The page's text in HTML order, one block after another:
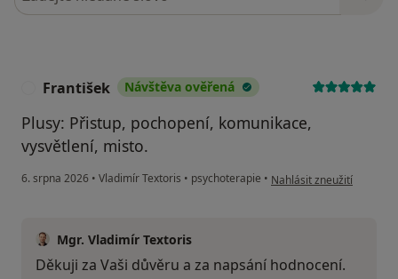
František Návštěva ověřená
Plusy: Přistup, pochopení, komunikace,
vysvětlení, misto.
6. srpna 2026 • Vladimír Textoris • psychoterapie • podle názoru uživatele
Nahlásit zneužití
Mgr. Vladimír Textoris
Děkuji za Vaši důvěru a za napsání hodnocení.